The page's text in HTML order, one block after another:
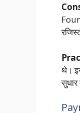
थे।
सुधार